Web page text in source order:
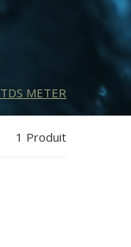
TDS METER
1 Produit